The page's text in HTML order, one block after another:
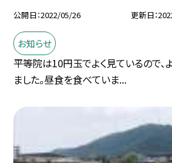
公開日 2022/05/26 更新日
お知らせ
平等院は10円玉でよく見ているので、
ました。昼食を食べていま...